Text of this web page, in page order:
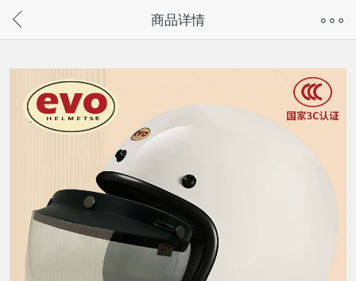
请通过微信或支付宝搜“奇兔客小程序”访问
商品详情